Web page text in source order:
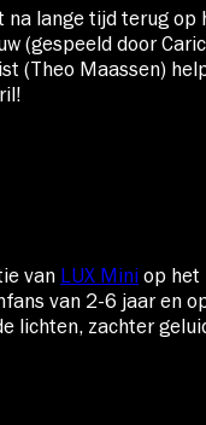
lange tijd terug op
(gespeeld door
(Theo Maassen)
van LUX Mini op het
van 2-6 jaar en
lichten, zachter